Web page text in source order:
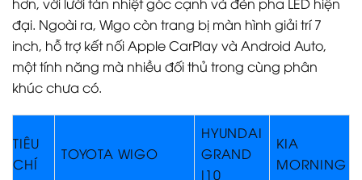
đại. Ngoài ra, Wigo còn trang bị màn hình giải trí 7
inch, hỗ trợ kết nối Apple CarPlay và Android Auto,
một tính năng mà nhiều đối thủ trong cùng phân
khúc chưa có.
TIÊU
CHÍ
TOYOTA WIGO
HYUNDAI
GRAND
I10
KIA
MORNING